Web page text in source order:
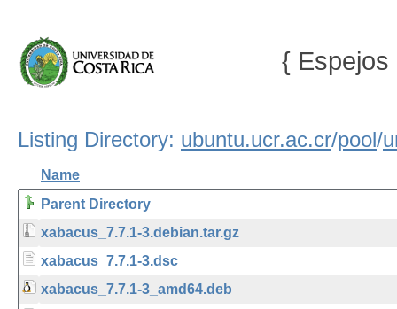
{ Espejos
Listing Directory: ubuntu.ucr.ac.cr/pool/
Name
Parent Directory
xabacus_7.7.1-3.debian.tar.gz
xabacus_7.7.1-3.dsc
xabacus_7.7.1-3_amd64.deb